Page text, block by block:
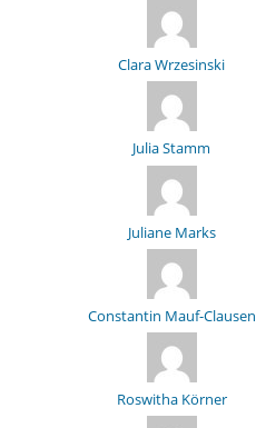
Clara Wrzesinski
Julia Stamm
Juliane Marks
Constantin Mauf-Clausen
Roswitha Körner